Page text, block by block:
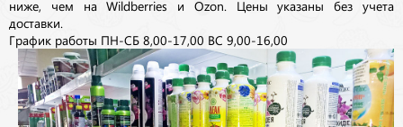
ниже, чем на Wildberries и Ozon. Цены указаны без учета
доставки.
График работы ПН-СБ 8,00-17,00 ВС 9,00-16,00